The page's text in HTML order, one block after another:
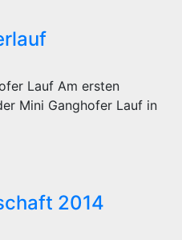
Lauf Am ersten
Mini Ganghofer Lauf in
2014